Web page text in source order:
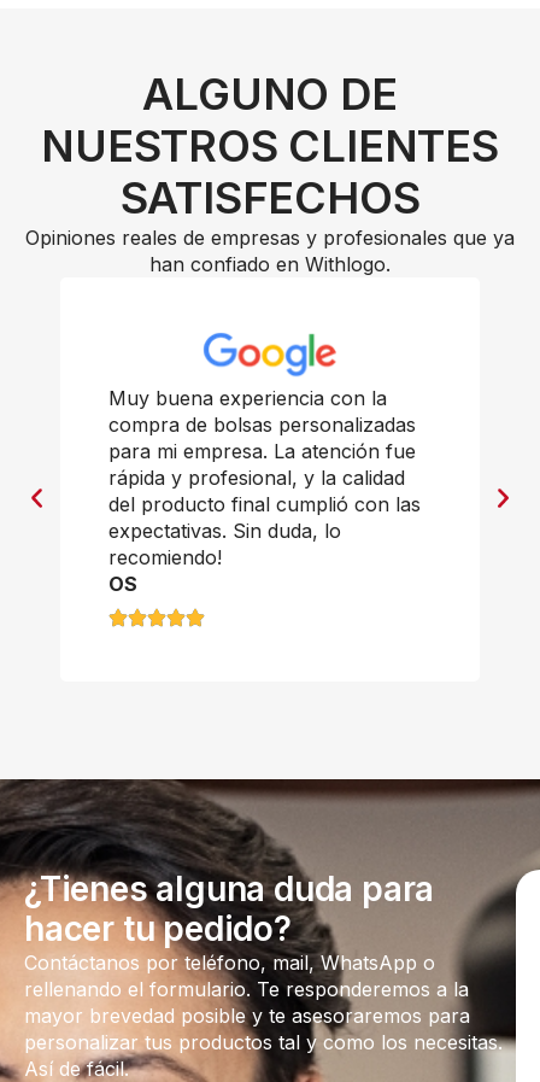
ALGUNO DE
NUESTROS CLIENTES
SATISFECHOS
Opiniones reales de empresas y profesionales que ya
han confiado en Withlogo.
Muy buena experiencia con la
compra de bolsas personalizadas
para mi empresa. La atención fue
rápida y profesional, y la calidad
del producto final cumplió con las
expectativas. Sin duda, lo
recomiendo!
OS
¿Tienes alguna duda para
hacer tu pedido?
Contáctanos por teléfono, mail, WhatsApp o
rellenando el formulario. Te responderemos a la
mayor brevedad posible y te asesoraremos para
personalizar tus productos tal y como los necesitas.
Así de fácil.